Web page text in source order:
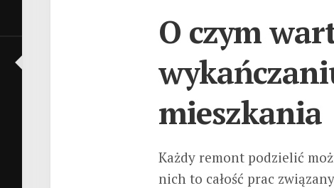
O czym
mieszkania
Każdy remont podzielić
nich to całość prac